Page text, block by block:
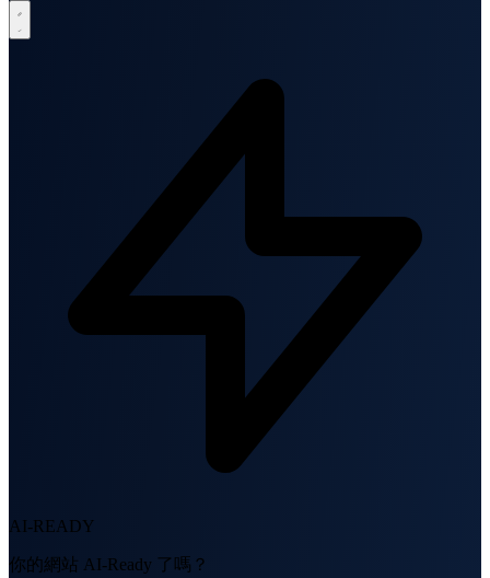
AI-READY
你的網站 AI-Ready 了嗎？